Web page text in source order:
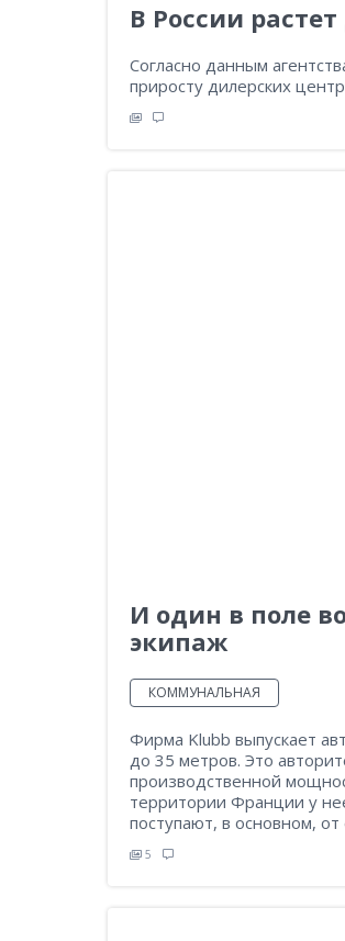
В России
Согласно данным
приросту дилерских
И один в поле
экипаж
КОММУНАЛЬНАЯ
Фирма Klubb выпускает
до 35 метров. Это
производственной
территории Франции у
поступают, в основном,
5